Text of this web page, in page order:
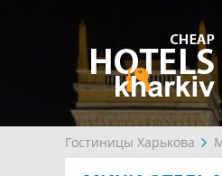
Гостиницы Харькова